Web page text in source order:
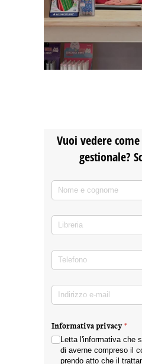
Vuoi vedere
gestionale?
Nome e cognome
Libreria
Telefono
Indirizzo e-mail(richiesto)
Informativa privacy*
Letta l'informativa che
di averne compreso il
prendo atto che il